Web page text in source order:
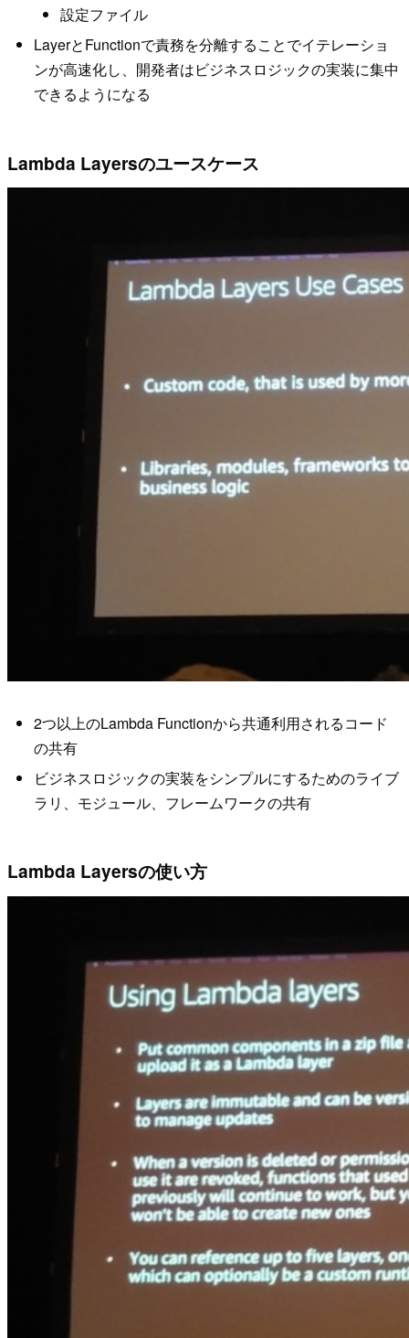
設定ファイル
LayerとFunctionで責務を分離することでイテレーショ
ンが高速化し、開発者はビジネスロジックの実装に集中
できるようになる
Lambda Layersのユースケース
2つ以上のLambda Functionから共通利用されるコード
の共有
ビジネスロジックの実装をシンプルにするためのライブ
ラリ、モジュール、フレームワークの共有
Lambda Layersの使い方